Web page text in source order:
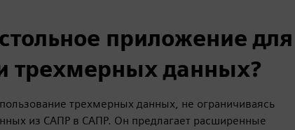
приложение для
трехмерных данных?
трехмерных данных, не ограничиваясь
из САПР в САПР. Он предлагает расширенные